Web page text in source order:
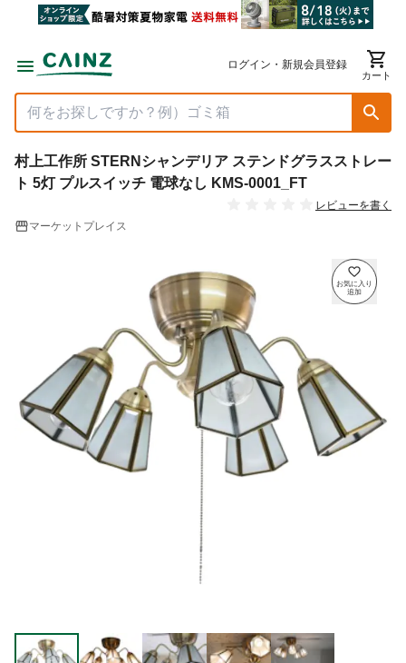
ログイン・新規会員登録
カート
村上工作所 STERNシャンデリア ステンドグラスストレー
ト 5灯 プルスイッチ 電球なし KMS-0001_FT
レビューを書く
マーケットプレイス